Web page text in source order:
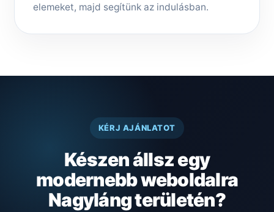
elemeket, majd segítünk az indulásban.
KÉRJ AJÁNLATOT
Készen állsz egy
modernebb weboldalra
Nagyláng területén?